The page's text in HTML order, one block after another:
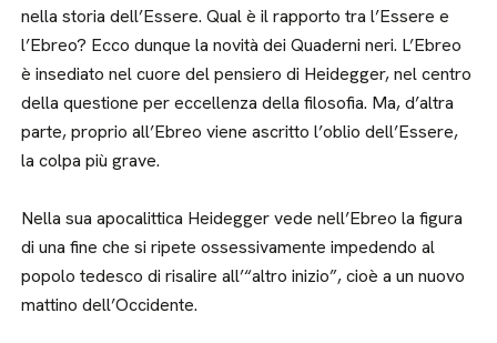
nella storia dell’Essere. Qual è il rapporto tra l’Essere e
l’Ebreo? Ecco dunque la novità dei Quaderni neri. L’Ebreo
è insediato nel cuore del pensiero di Heidegger, nel centro
della questione per eccellenza della filosofia. Ma, d’altra
parte, proprio all’Ebreo viene ascritto l’oblio dell’Essere,
la colpa più grave.
Nella sua apocalittica Heidegger vede nell’Ebreo la figura
di una fine che si ripete ossessivamente impedendo al
popolo tedesco di risalire all’“altro inizio”, cioè a un nuovo
mattino dell’Occidente.